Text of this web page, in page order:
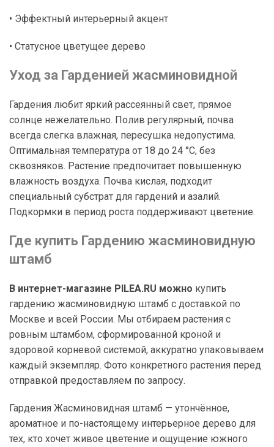
• Эффектный интерьерный акцент
• Статусное цветущее дерево
Уход за Гарденией жасминовидной
Гардения любит яркий рассеянный свет, прямое
солнце нежелательно. Полив регулярный, почва
всегда слегка влажная, пересушка недопустима.
Оптимальная температура от 18 до 24 °C, без
сквозняков. Растение предпочитает повышенную
влажность воздуха. Почва кислая, подходит
специальный субстрат для гардений и азалий.
Подкормки в период роста поддерживают цветение.
Где купить Гардению жасминовидную
штамб
В интернет-магазине PILEA.RU можно купить
гардению жасминовидную штамб с доставкой по
Москве и всей России. Мы отбираем растения с
ровным штамбом, сформированной кроной и
здоровой корневой системой, аккуратно упаковываем
каждый экземпляр. Фото конкретного растения перед
отправкой предоставляем по запросу.
Гардения Жасминовидная штамб — утончённое,
ароматное и по-настоящему интерьерное дерево для
тех, кто хочет живое цветение и ощущение южного